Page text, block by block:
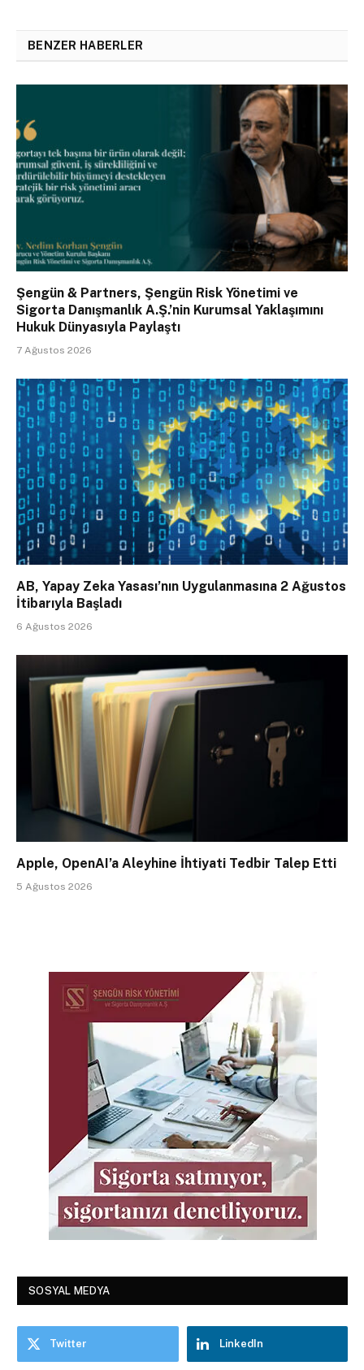
BENZER HABERLER
Şengün & Partners, Şengün Risk Yönetimi ve
Sigorta Danışmanlık A.Ş.’nin Kurumsal Yaklaşımını
Hukuk Dünyasıyla Paylaştı
7 Ağustos 2026
AB, Yapay Zeka Yasası’nın Uygulanmasına 2 Ağustos
İtibarıyla Başladı
6 Ağustos 2026
Apple, OpenAI’a Aleyhine İhtiyati Tedbir Talep Etti
5 Ağustos 2026
SOSYAL MEDYA
Twitter LinkedIn